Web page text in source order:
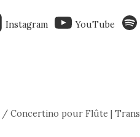
Instagram YouTube
/ Concertino pour Flûte |